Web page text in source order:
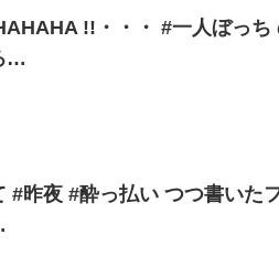
!!・・・ #一人ぼっち
…
#昨夜 #酔っ払い つつ書いた